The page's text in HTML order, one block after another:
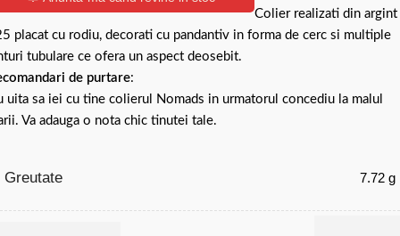
Colier realizati din argint
placat cu rodiu, decorati cu pandantiv in forma de cerc si multiple
tubulare ce ofera un aspect deosebit.
de purtare:
uita sa iei cu tine colierul Nomads in urmatorul concediu la malul
Va adauga o nota chic tinutei tale.
Greutate 7.72 g